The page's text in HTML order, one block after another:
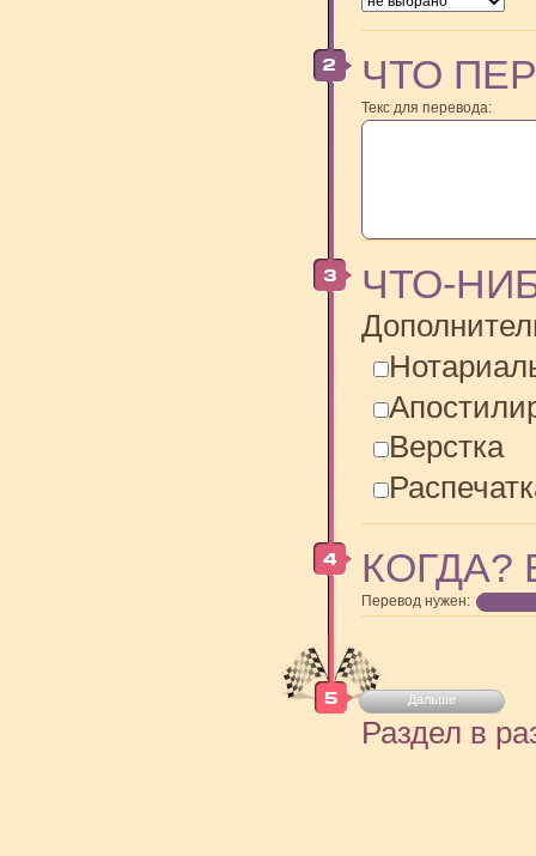
ЧТО
Текс для перевода:
ЧТО-
Верстка
КОГДА?
Перевод нужен:
Дальше
Раздел в